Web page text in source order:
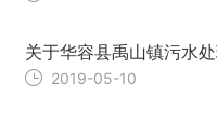
关于华容县禹山镇污水
2019-05-10